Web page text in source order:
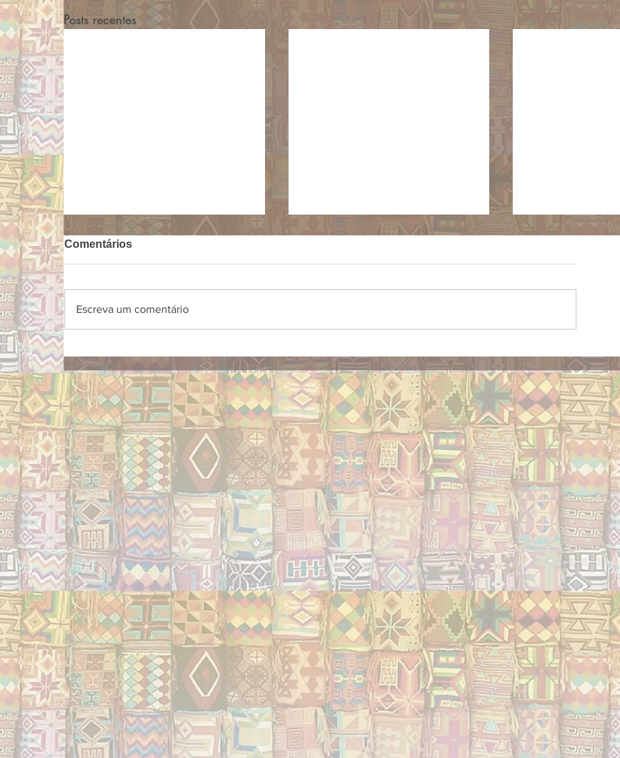
Posts recentes
O estilo de Frida Kahlo
indígenas mexicanos
Comentários
Escreva um comentário